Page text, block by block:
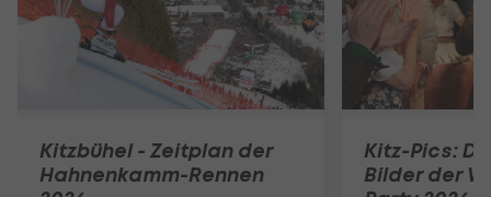
Kitzbühel - Zeitplan der
Hahnenkamm-Rennen
Kitz-Pics:
Bilder der